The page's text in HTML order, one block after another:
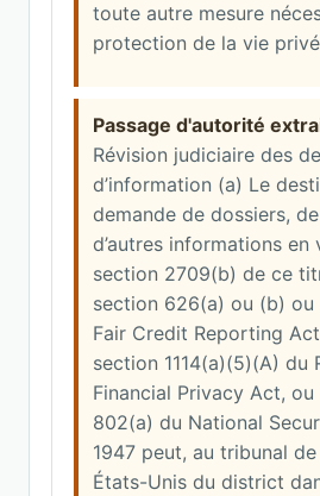
toute autre mesure
protection de la vie
Passage d'autorité
Révision judiciaire des
d’information (a) Le
demande de dossiers,
d’autres informations en
section 2709(b) de ce
section 626(a) ou (b) ou
Fair Credit Reporting
section 1114(a)(5)(A) du
Financial Privacy Act,
802(a) du National
1947 peut, au tribunal
États-Unis du district